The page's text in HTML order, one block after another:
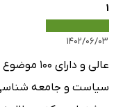
74: گزارش بِوِریج
75: سازمان ملل
76: «رؤیایی دارم»
سیاست اقتصادی
1
۱۴۰۲/۰۶/۰۳
عالی و
سیاست و جامعه